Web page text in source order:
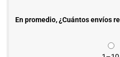
En promedio, ¿Cuántos envíos